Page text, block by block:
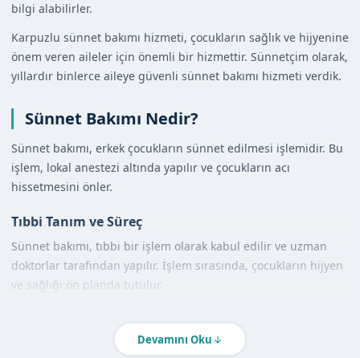
bilgi alabilirler.
Karpuzlu sünnet bakımı hizmeti, çocukların sağlık ve hijyenine
önem veren aileler için önemli bir hizmettir. Sünnetçim olarak,
yıllardır binlerce aileye güvenli sünnet bakımı hizmeti verdik.
Sünnet Bakımı Nedir?
Sünnet bakımı, erkek çocukların sünnet edilmesi işlemidir. Bu
işlem, lokal anestezi altında yapılır ve çocukların acı
hissetmesini önler.
Tıbbi Tanım ve Süreç
Sünnet bakımı, tıbbi bir işlem olarak kabul edilir ve uzman
doktorlar tarafından yapılır. İşlem sırasında, çocukların hijyen
ve sağlığı ön planda tutulur.
Diğer Yöntemlerle Karşılaştırma
Sünnet bakımı, diğer sünnet yöntemlerine göre daha güvenli
Devamını Oku